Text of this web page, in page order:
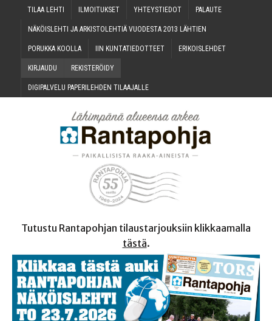
TILAA LEH­TI ILMOI­TUK­SET YHTEYS­TIE­DOT PALAU­TE
NÄKÖIS­LEH­TI JA ARKIS­TO­LEH­TIÄ VUO­DES­TA 2013 LÄHTIEN
PORUK­KA KOOLLA IIN KUN­TA­TIE­DOT­TEET ERI­KOIS­LEH­DET
KIR­JAU­DU REKIS­TE­RÖI­DY
DIGI­PAL­VE­LU PAPE­RI­LEH­DEN TILAAJALLE
Tutustu Rantapohjan tilaustarjouksiin klikkaamalla
tästä.